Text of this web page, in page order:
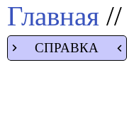
Главная //
СПРАВКА